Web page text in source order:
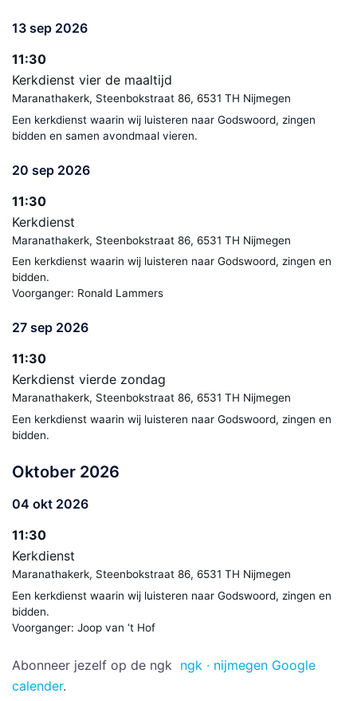
13 sep 2026
11:30
Kerkdienst vier de maaltijd
Maranathakerk, Steenbokstraat 86, 6531 TH Nijmegen
Een kerkdienst waarin wij luisteren naar Godswoord, zingen
bidden en samen avondmaal vieren.
20 sep 2026
11:30
Kerkdienst
Maranathakerk, Steenbokstraat 86, 6531 TH Nijmegen
Een kerkdienst waarin wij luisteren naar Godswoord, zingen en
bidden.
Voorganger: Ronald Lammers
27 sep 2026
11:30
Kerkdienst vierde zondag
Maranathakerk, Steenbokstraat 86, 6531 TH Nijmegen
Een kerkdienst waarin wij luisteren naar Godswoord, zingen en
bidden.
Oktober 2026
04 okt 2026
11:30
Kerkdienst
Maranathakerk, Steenbokstraat 86, 6531 TH Nijmegen
Een kerkdienst waarin wij luisteren naar Godswoord, zingen en
bidden.
Voorganger: Joop van ‘t Hof
Abonneer jezelf op de ngk ngk · nijmegen Google
calender.